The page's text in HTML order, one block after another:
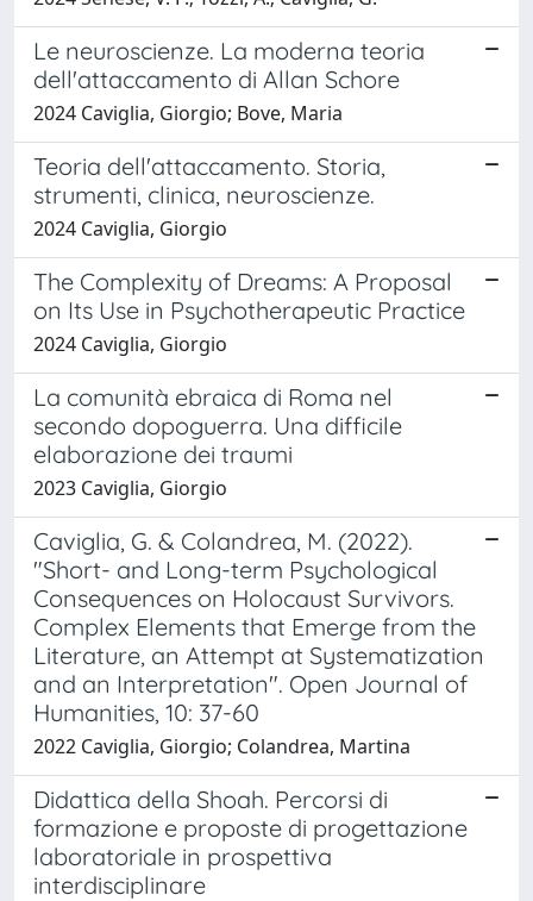
Le neuroscienze. La moderna teoria
dell'attaccamento di Allan Schore
2024 Caviglia, Giorgio; Bove, Maria
Teoria dell'attaccamento. Storia,
strumenti, clinica, neuroscienze.
2024 Caviglia, Giorgio
The Complexity of Dreams: A Proposal
on Its Use in Psychotherapeutic Practice
2024 Caviglia, Giorgio
La comunità ebraica di Roma nel
secondo dopoguerra. Una difficile
elaborazione dei traumi
2023 Caviglia, Giorgio
Caviglia, G. & Colandrea, M. (2022).
"Short- and Long-term Psychological
Consequences on Holocaust Survivors.
Complex Elements that Emerge from the
Literature, an Attempt at Systematization
and an Interpretation". Open Journal of
Humanities, 10: 37-60
2022 Caviglia, Giorgio; Colandrea, Martina
Didattica della Shoah. Percorsi di
formazione e proposte di progettazione
laboratoriale in prospettiva
interdisciplinare